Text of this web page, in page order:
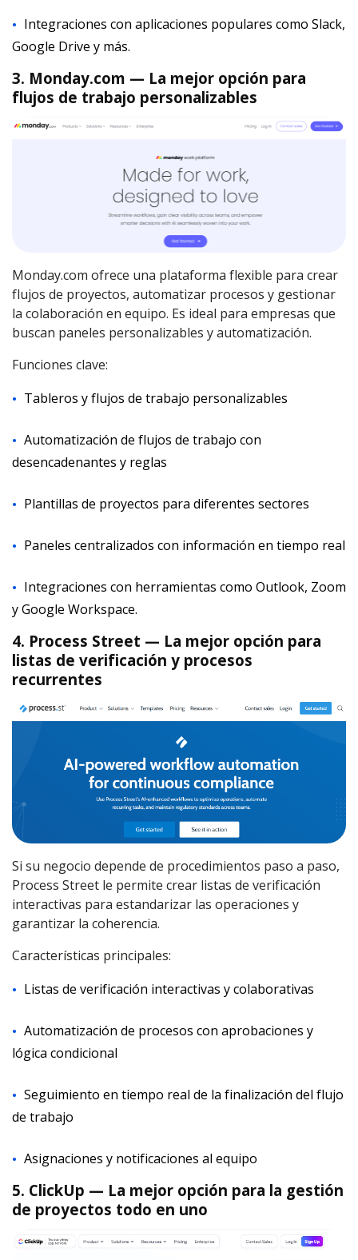
Integraciones con aplicaciones populares como Slack,
Google Drive y más.
3. Monday.com — La mejor opción para
flujos de trabajo personalizables
Monday.com ofrece una plataforma flexible para crear
flujos de proyectos, automatizar procesos y gestionar
la colaboración en equipo. Es ideal para empresas que
buscan paneles personalizables y automatización.
Funciones clave:
Tableros y flujos de trabajo personalizables
Automatización de flujos de trabajo con
desencadenantes y reglas
Plantillas de proyectos para diferentes sectores
Paneles centralizados con información en tiempo real
Integraciones con herramientas como Outlook, Zoom
y Google Workspace.
4. Process Street — La mejor opción para
listas de verificación y procesos
recurrentes
Si su negocio depende de procedimientos paso a paso,
Process Street le permite crear listas de verificación
interactivas para estandarizar las operaciones y
garantizar la coherencia.
Características principales:
Listas de verificación interactivas y colaborativas
Automatización de procesos con aprobaciones y
lógica condicional
Seguimiento en tiempo real de la finalización del flujo
de trabajo
Asignaciones y notificaciones al equipo
5. ClickUp — La mejor opción para la gestión
de proyectos todo en uno